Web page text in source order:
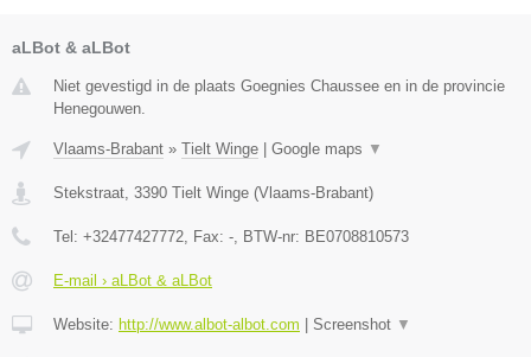
aLBot & aLBot
Niet gevestigd in de plaats Goegnies Chaussee en in de provincie
Henegouwen.
Vlaams-Brabant » Tielt Winge Google maps ▼
Stekstraat, 3390 Tielt Winge (Vlaams-Brabant)
Tel: +32477427772, Fax: -, BTW-nr: BE0708810573
E-mail › aLBot & aLBot
Website: http://www.albot-albot.com Screenshot ▼